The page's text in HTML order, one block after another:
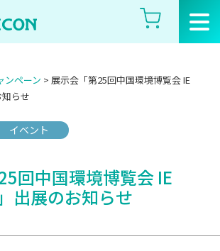
ンペーン > 展示会「第25回中国環境博覧会 IE
らせ
イベント
回中国環境博覧会 IE
出展のお知らせ